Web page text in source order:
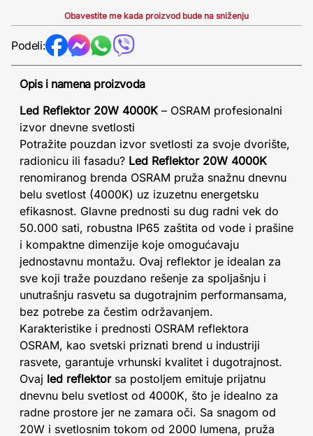
Obavestite me kada proizvod bude na sniženju
Podeli:
Opis i namena proizvoda
Led Reflektor 20W 4000K – OSRAM profesionalni
izvor dnevne svetlosti
Potražite pouzdan izvor svetlosti za svoje dvorište,
radionicu ili fasadu? Led Reflektor 20W 4000K
renomiranog brenda OSRAM pruža snažnu dnevnu
belu svetlost (4000K) uz izuzetnu energetsku
efikasnost. Glavne prednosti su dug radni vek do
50.000 sati, robustna IP65 zaštita od vode i prašine
i kompaktne dimenzije koje omogućavaju
jednostavnu montažu. Ovaj reflektor je idealan za
sve koji traže pouzdano rešenje za spoljašnju i
unutrašnju rasvetu sa dugotrajnim performansama,
bez potrebe za čestim održavanjem.
Karakteristike i prednosti OSRAM reflektora
OSRAM, kao svetski priznati brend u industriji
rasvete, garantuje vrhunski kvalitet i dugotrajnost.
Ovaj led reflektorsa postoljem emituje prijatnu
dnevnu belu svetlost od 4000K, što je idealno za
radne prostore jer ne zamara oči. Sa snagom od
20W i svetlosnim tokom od 2000 lumena, pruža